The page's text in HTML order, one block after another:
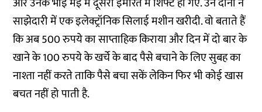
साझेदारी में एक इलेक्ट्रॉनिक सिलाई मशीन खरीदी. वो बताते हैं
कि अब 500 रुपये का साप्ताहिक किराया और दिन में दो बार के
खाने के 100 रुपये के खर्चे के बाद पैसे बचाने के लिए सुबह का
नाश्ता नहीं करते ताकि पैसे बचा सकें लेकिन फिर भी कोई खास
बचत नहीं हो पाती है.